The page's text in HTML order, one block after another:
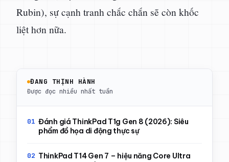
Rubin), sự cạnh tranh chắc chắn sẽ còn khốc
liệt hơn nữa.
ĐANG THỊNH HÀNH
Được đọc nhiều nhất tuần
Đánh giá ThinkPad T1g Gen 8 (2026): Siêu
phẩm đồ họa di động thực sự
ThinkPad T14 Gen 7 – hiệu năng Core Ultra